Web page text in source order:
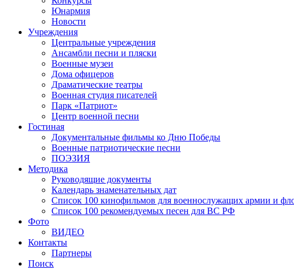
Юнармия
Новости
Учреждения
Центральные учреждения
Ансамбли песни и пляски
Военные музеи
Дома офицеров
Драматические театры
Военная студия писателей
Парк «Патриот»
Центр военной песни
Гостиная
Документальные фильмы ко Дню Победы
Военные патриотические песни
ПОЭЗИЯ
Методика
Руководящие документы
Календарь знаменательных дат
Список 100 кинофильмов для военнослужащих армии и
Список 100 рекомендуемых песен для ВС РФ
Фото
ВИДЕО
Контакты
Партнеры
Поиск